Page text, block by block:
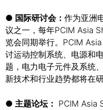
● 国际研讨会： 作为亚洲
议之一，每年PCIM Asia
览会同期举行。PCIM
讨运动控制系统、电源和
题，电力电子元件及系统
新技术和行业趋势都将在
● 主题论坛： PCIM Asia